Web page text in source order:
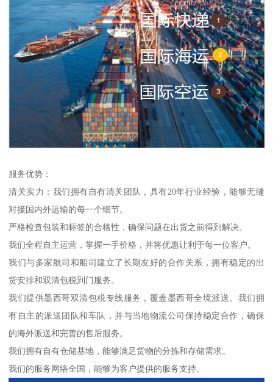
服务优势：
清关实力：我们拥有自有清关团队，具有20年行业经验，能够无缝
对接国内外运输的每一个细节。
严格检查包装和标签的合格性，确保问题在出货之前得到解决。
我们全程自主运营，掌握一手价格，并将优惠让利于每一位客户。
我们与多家航司和船司建立了长期友好的合作关系，拥有稳定的出
货安排和双清包税到门服务。
我们提供墨西哥双清包税专线服务，覆盖墨西哥全境派送。我们拥
有自主的派送团队和车队，并与当地物流公司保持稳定合作，确保
的海外派送和完善的售后服务。
我们拥有自有仓储基地，能够满足货物的分拣和存储需求。
我们的服务网络全国，能够为客户提供的服务支持。